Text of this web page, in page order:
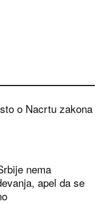
o Nacrtu zakona
nema
apel da se